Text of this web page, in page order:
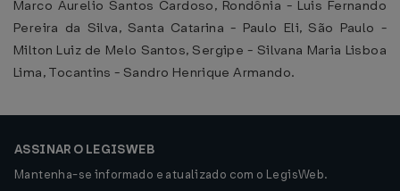
Marco Aurelio Santos Cardoso, Rondônia - Luis Fernando
Pereira da Silva, Santa Catarina - Paulo Eli, São Paulo -
Milton Luiz de Melo Santos, Sergipe - Silvana Maria Lisboa
Lima, Tocantins - Sandro Henrique Armando.
ASSINAR O LEGISWEB
Mantenha-se informado e atualizado com o LegisWeb.